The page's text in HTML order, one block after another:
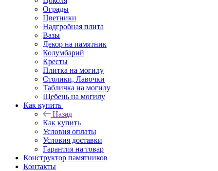
Ограды
Цветники
Надгробная плита
Вазы
Декор на памятник
Колумбарий
Кресты
Плитка на могилу
Столики, Лавочки
Табличка на могилу
Щебень на могилу
Как купить
Назад
Как купить
Условия оплаты
Условия доставки
Гарантия на товар
Конструктор памятников
Контакты